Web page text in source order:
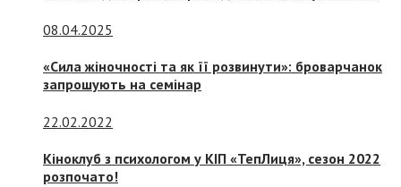
08.04.2025
«Сила жіночності та як її розвинути»: броварчанок
запрошують на семінар
22.02.2022
Кіноклуб з психологом у КІП «ТепЛиця», сезон 2022
розпочато!